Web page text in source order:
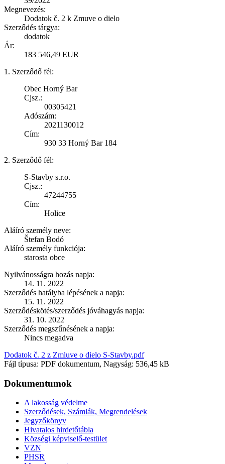
Megnevezés:
Dodatok č. 2 k Zmuve o dielo
Szerződés tárgya:
dodatok
Ár:
183 546,49 EUR
1. Szerződő fél:
Obec Horný Bar
Cjsz.:
00305421
Adószám:
2021130012
Cím:
930 33 Horný Bar 184
2. Szerződő fél:
S-Stavby s.r.o.
Cjsz.:
47244755
Cím:
Holice
Aláíró személy neve:
Štefan Bodó
Aláíró személy funkciója:
starosta obce
Nyilvánosságra hozás napja:
14. 11. 2022
Szerződés hatályba lépésének a napja:
15. 11. 2022
Szerződéskötés/szerződés jóváhagyás napja:
31. 10. 2022
Szerződés megszűnésének a napja:
Nincs megadva
Dodatok č. 2 z Zmluve o dielo S-Stavby.pdf
Fájl típusa: PDF dokumentum, Nagyság: 536,45 kB
Dokumentumok
A lakosság védelme
Szerződések, Számlák, Megrendelések
Jegyzőkönyv
Hivatalos hirdetőtábla
Községi képviselő-testület
VZN
PHSR